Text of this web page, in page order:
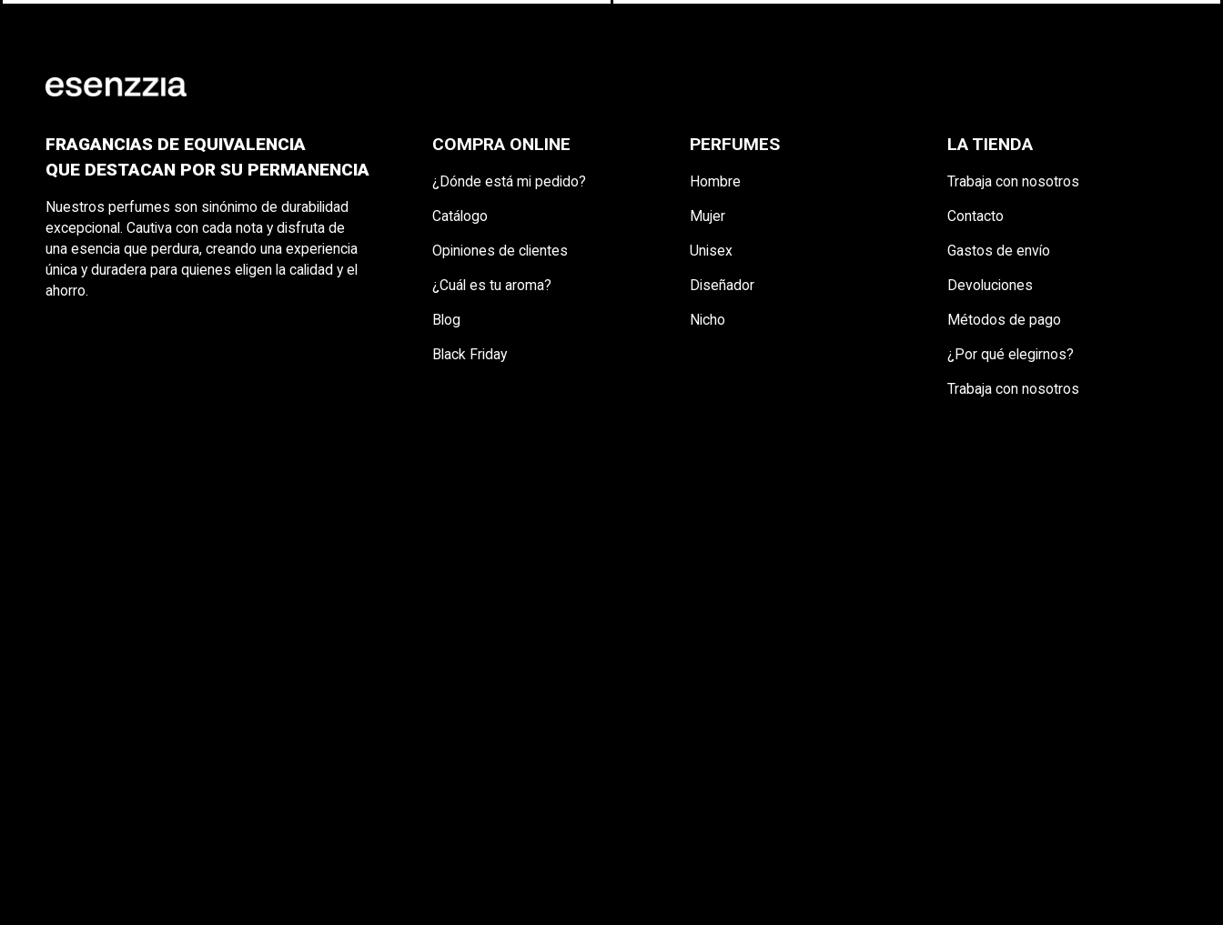
FRAGANCIAS DE EQUIVALENCIA
QUE DESTACAN POR SU PERMANENCIA
Nuestros perfumes son sinónimo de durabilidad
excepcional. Cautiva con cada nota y disfruta de
una esencia que perdura, creando una experiencia
única y duradera para quienes eligen la calidad y el
ahorro.
COMPRA ONLINE
¿Dónde está mi pedido?
Catálogo
Opiniones de clientes
¿Cuál es tu aroma?
Blog
Black Friday
PERFUMES
Hombre
Mujer
Unisex
Diseñador
Nicho
LA TIENDA
Trabaja con nosotros
Contacto
Gastos de envío
Devoluciones
Métodos de pago
¿Por qué elegirnos?
Trabaja con nosotros